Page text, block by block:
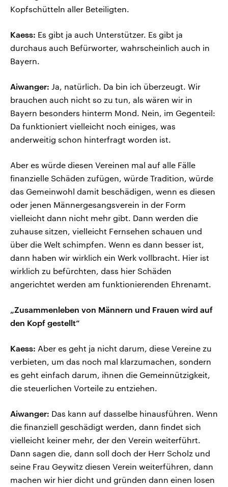
Kopfschütteln aller Beteiligten.
Kaess: Es gibt ja auch Unterstützer. Es gibt ja
durchaus auch Befürworter, wahrscheinlich auch in
Bayern.
Aiwanger: Ja, natürlich. Da bin ich überzeugt. Wir
brauchen auch nicht so zu tun, als wären wir in
Bayern besonders hinterm Mond. Nein, im Gegenteil:
Da funktioniert vielleicht noch einiges, was
anderweitig schon hinterfragt worden ist.
Aber es würde diesen Vereinen mal auf alle Fälle
finanzielle Schäden zufügen, würde Tradition, würde
das Gemeinwohl damit beschädigen, wenn es diesen
oder jenen Männergesangsverein in der Form
vielleicht dann nicht mehr gibt. Dann werden die
zuhause sitzen, vielleicht Fernsehen schauen und
über die Welt schimpfen. Wenn es dann besser ist,
dann haben wir wirklich ein Werk vollbracht. Hier ist
wirklich zu befürchten, dass hier Schäden
angerichtet werden am funktionierenden Ehrenamt.
„Zusammenleben von Männern und Frauen wird auf
den Kopf gestellt“
Kaess: Aber es geht ja nicht darum, diese Vereine zu
verbieten, um das noch mal klarzumachen, sondern
es geht einfach darum, ihnen die Gemeinnützigkeit,
die steuerlichen Vorteile zu entziehen.
Aiwanger: Das kann auf dasselbe hinausführen. Wenn
die finanziell geschädigt werden, dann findet sich
vielleicht keiner mehr, der den Verein weiterführt.
Dann sagen die, dann soll doch der Herr Scholz und
seine Frau Geywitz diesen Verein weiterführen, dann
machen wir hier dicht und gründen dann einen losen